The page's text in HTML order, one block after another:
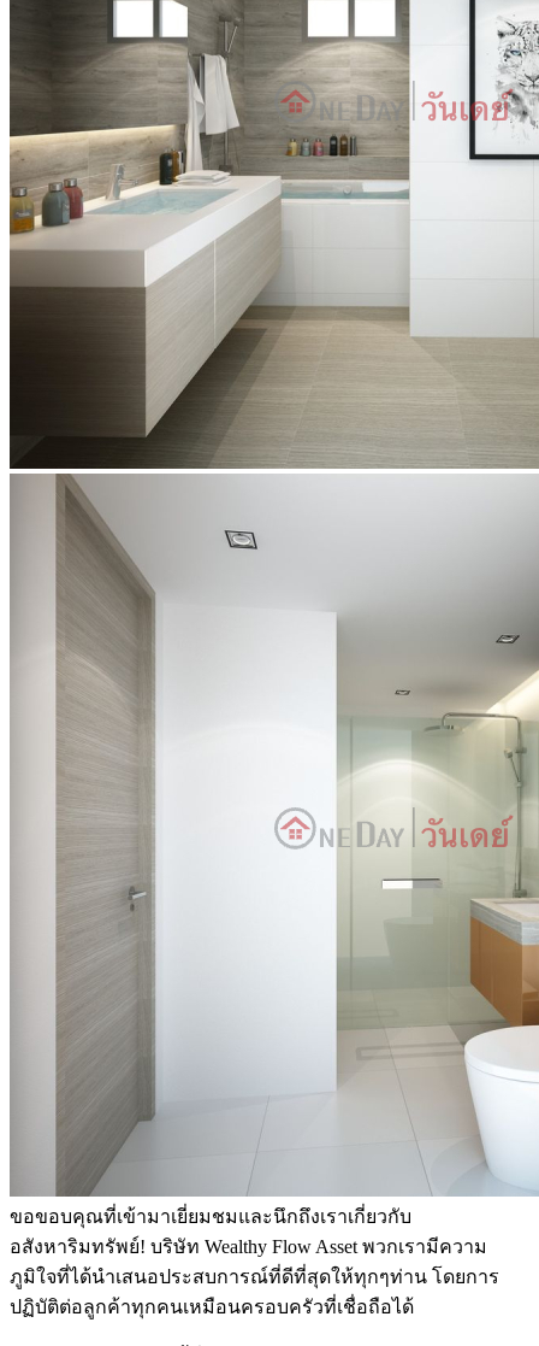
ขอขอบคุณที่เข้ามาเยี่ยมชมและนึกถึงเราเกี่ยวกับ
อสังหาริมทรัพย์! บริษัท Wealthy Flow Asset พวกเรามีความ
ภูมิใจที่ได้นำเสนอประสบการณ์ที่ดีที่สุดให้ทุกๆท่าน โดยการ
ปฏิบัติต่อลูกค้าทุกคนเหมือนครอบครัวที่เชื่อถือได้